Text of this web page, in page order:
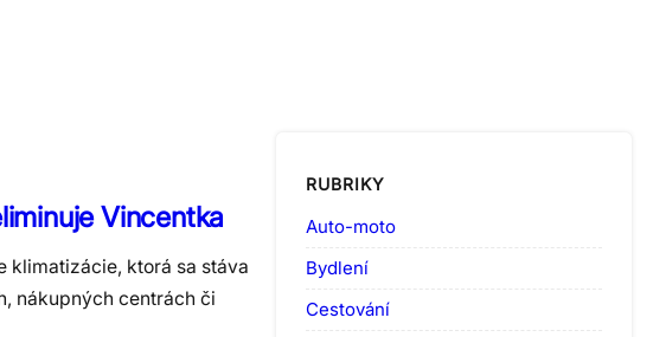
Vincentka
klimatizácie, ktorá sa stáva
nákupných centrách či
RUBRIKY
Auto-moto
Bydlení
Cestování